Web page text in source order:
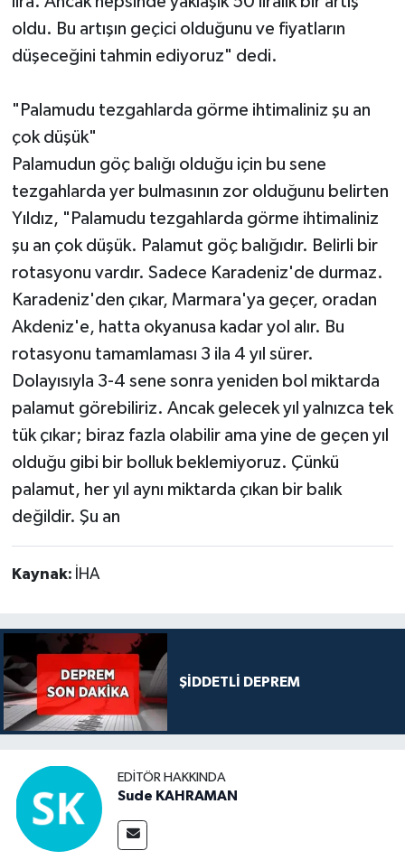
oldu. Bu artışın geçici olduğunu ve fiyatların
düşeceğini tahmin ediyoruz" dedi.
"Palamudu tezgahlarda görme ihtimaliniz şu an
çok düşük"
Palamudun göç balığı olduğu için bu sene
tezgahlarda yer bulmasının zor olduğunu belirten
Yıldız, "Palamudu tezgahlarda görme ihtimaliniz
şu an çok düşük. Palamut göç balığıdır. Belirli bir
rotasyonu vardır. Sadece Karadeniz'de durmaz.
Karadeniz'den çıkar, Marmara'ya geçer, oradan
Akdeniz'e, hatta okyanusa kadar yol alır. Bu
rotasyonu tamamlaması 3 ila 4 yıl sürer.
Dolayısıyla 3-4 sene sonra yeniden bol miktarda
palamut görebiliriz. Ancak gelecek yıl yalnızca tek
tük çıkar; biraz fazla olabilir ama yine de geçen yıl
olduğu gibi bir bolluk beklemiyoruz. Çünkü
palamut, her yıl aynı miktarda çıkan bir balık
değildir. Şu an
Kaynak: İHA
ŞİDDETLİ DEPREM
EDITÖR HAKKINDA
Sude KAHRAMAN